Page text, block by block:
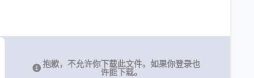
抱歉，不允许你下载此文件。如果你登录也
许能下载。